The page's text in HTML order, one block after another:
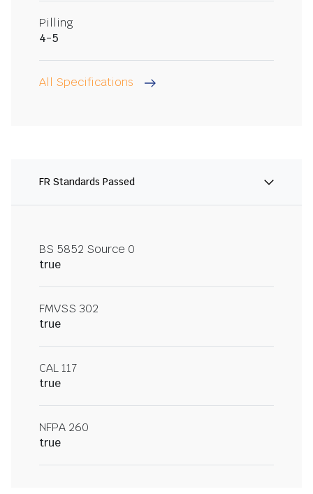
Pilling
4-5
All Specifications
FR Standards Passed
BS 5852 Source 0
true
FMVSS 302
true
CAL 117
true
NFPA 260
true